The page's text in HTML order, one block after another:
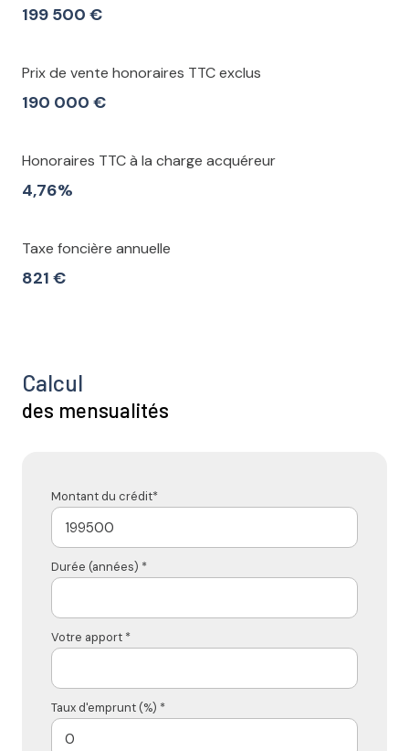
199 500 €
Prix de vente honoraires TTC exclus
190 000 €
Honoraires TTC à la charge acquéreur
4,76%
Taxe foncière annuelle
821 €
Calcul
des mensualités
Montant du crédit*
Durée (années) *
Votre apport *
Taux d'emprunt (%) *